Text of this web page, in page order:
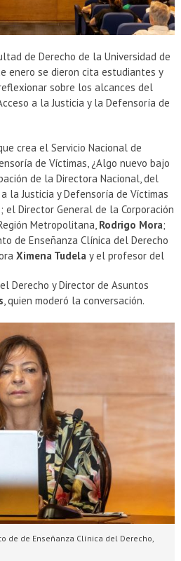
de Derecho de la Universidad de
enero se dieron cita estudiantes y
sobre los alcances del
a la Justicia y la Defensoría de
crea el Servicio Nacional de
de Víctimas, ¿Algo nuevo bajo
de la Directora Nacional, del
la Justicia y Defensoría de Víctimas
; el Director General de la Corporación
Metropolitana, Rodrigo Mora;
de Enseñanza Clínica del Derecho
Ximena Tudela y el profesor del
Derecho y Director de Asuntos
, quien moderó la conversación.
de de Enseñanza Clínica del Derecho,